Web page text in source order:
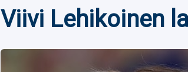
Viivi Lehikoinen